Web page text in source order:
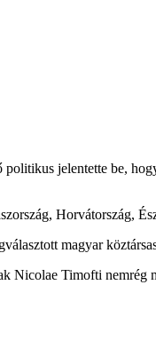
jelentette be,
Horvátország,
magyar
Nicolae Timofti nemrég